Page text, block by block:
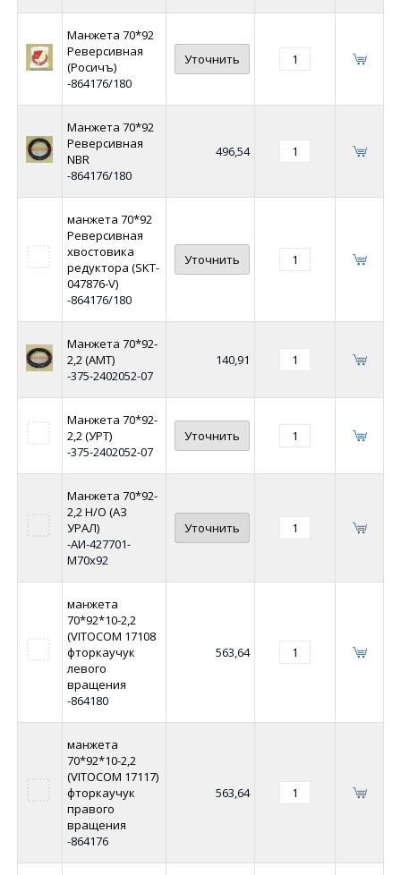
Манжета 70*92
Реверсивная
(Росичъ)
-864176/180
Уточнить
Манжета 70*92
Реверсивная
NBR
-864176/180
496,54
манжета 70*92
Реверсивная
хвостовика
редуктора (SKT-
047876-V)
-864176/180
Уточнить
Манжета 70*92-
2,2 (АМТ)
-375-2402052-07
140,91
Манжета 70*92-
2,2 (УРТ)
-375-2402052-07
Уточнить
Манжета 70*92-
2,2 Н/О (АЗ
УРАЛ)
-АИ-427701-
М70х92
Уточнить
манжета
70*92*10-2,2
(VITOCOM 17108
фторкаучук
левого
вращения
-864180
563,64
манжета
70*92*10-2,2
(VITOCOM 17117)
фторкаучук
правого
вращения
-864176
563,64